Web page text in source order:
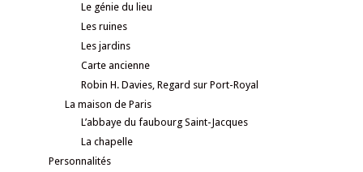
Le génie du lieu
Les ruines
Les jardins
Carte ancienne
Robin H. Davies, Regard sur Port-Royal
La maison de Paris
L’abbaye du faubourg Saint-Jacques
La chapelle
Personnalités